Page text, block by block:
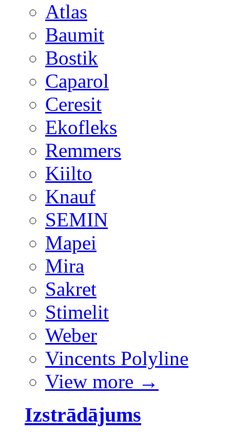
Atlas
Baumit
Bostik
Caparol
Ceresit
Ekofleks
Remmers
Kiilto
Knauf
SEMIN
Mapei
Mira
Sakret
Stimelit
Weber
Vincents Polyline
View more →
Izstrādājums